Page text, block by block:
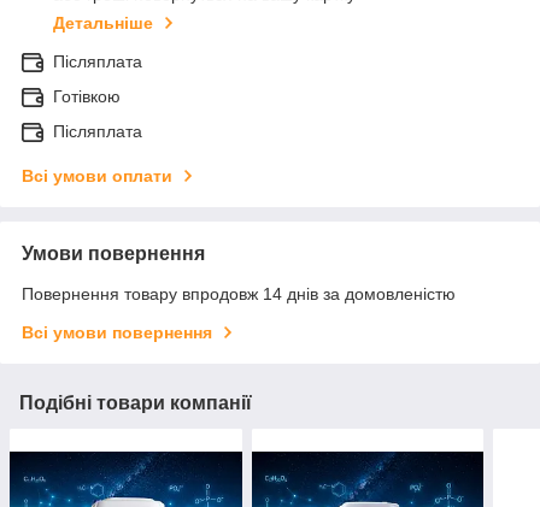
Детальніше
Післяплата
Готівкою
Післяплата
Всі умови оплати
Умови повернення
Повернення товару впродовж 14 днів за домовленістю
Всі умови повернення
Подібні товари компанії